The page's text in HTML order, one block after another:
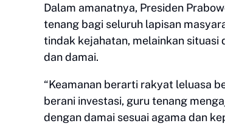
​Dalam amanatnya, Presiden
tenang bagi seluruh lapisan
tindak kejahatan, melainkan
dan damai.
​“Keamanan berarti rakyat leluasa
berani investasi, guru tenang
dengan damai sesuai agama dan